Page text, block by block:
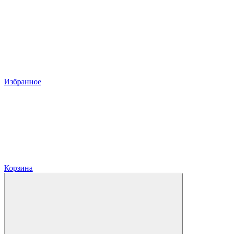
Избранное
Корзина